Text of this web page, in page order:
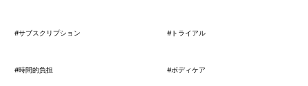
#サブスクリプション #トライアル
#時間的負担 #ボディケア